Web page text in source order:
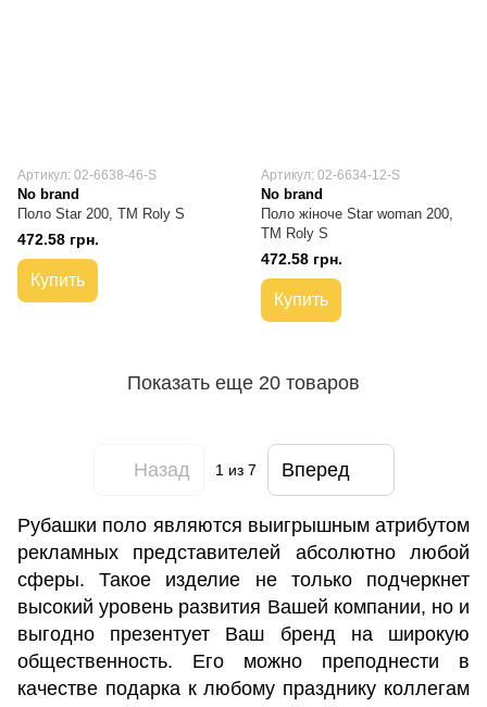
Артикул: 02-6638-46-S
No brand
Поло Star 200, TM Roly S
472.58 грн.
Купить
Артикул: 02-6634-12-S
No brand
Поло жіноче Star woman 200,
TM Roly S
472.58 грн.
Купить
Показать еще 20 товаров
Назад 1 из 7 Вперед
Рубашки поло являются выигрышным атрибутом
рекламных представителей абсолютно любой
сферы. Такое изделие не только подчеркнет
высокий уровень развития Вашей компании, но и
выгодно презентует Ваш бренд на широкую
общественность. Его можно преподнести в
качестве подарка к любому празднику коллегам